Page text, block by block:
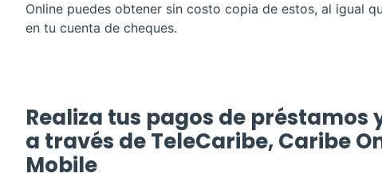
Online puedes obtener sin costo copia de estos, al igual
en tu cuenta de cheques.
Realiza tus pagos de préstamos
a través de TeleCaribe, Caribe
Mobile